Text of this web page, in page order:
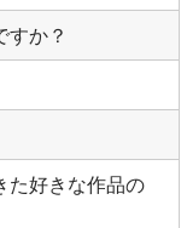
か？
た好きな作品の